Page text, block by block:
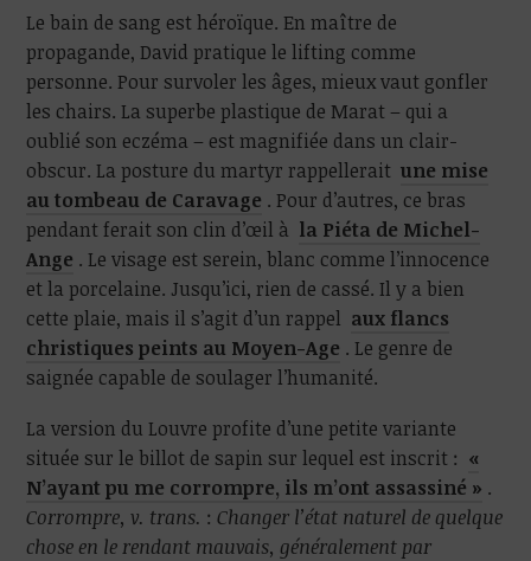
Le bain de sang est héroïque. En maître de
propagande, David pratique le lifting comme
personne. Pour survoler les âges, mieux vaut gonfler
les chairs. La superbe plastique de Marat – qui a
oublié son eczéma – est magnifiée dans un clair-
obscur. La posture du martyr rappellerait une mise
au tombeau de Caravage . Pour d’autres, ce bras
pendant ferait son clin d’œil à la Piéta de Michel-
Ange . Le visage est serein, blanc comme l’innocence
et la porcelaine. Jusqu’ici, rien de cassé. Il y a bien
cette plaie, mais il s’agit d’un rappel aux flancs
christiques peints au Moyen-Age . Le genre de
saignée capable de soulager l’humanité.
La version du Louvre profite d’une petite variante
située sur le billot de sapin sur lequel est inscrit : «
N’ayant pu me corrompre, ils m’ont assassiné » .
Corrompre, v. trans. :Changer l’état naturel de quelque
chose en le rendant mauvais, généralement par